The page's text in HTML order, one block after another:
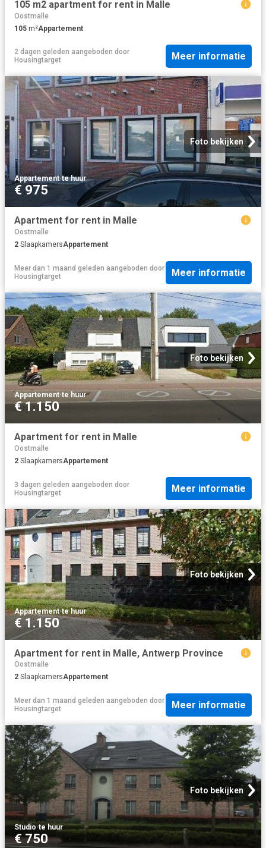
105 m2 apartment for rent in Malle
Oostmalle
105 m²Appartement
2 dagen geleden aangeboden door
Housingtarget
Meer informatie
Foto bekijken
Appartement·te huur
€ 975
Apartment for rent in Malle
Oostmalle
2 SlaapkamersAppartement
Meer dan 1 maand geleden aangeboden door
Housingtarget
Meer informatie
Foto bekijken
Appartement·te huur
€ 1.150
Apartment for rent in Malle
Oostmalle
2 SlaapkamersAppartement
3 dagen geleden aangeboden door
Housingtarget
Meer informatie
Foto bekijken
Appartement·te huur
€ 1.150
Apartment for rent in Malle, Antwerp Province
Oostmalle
2 SlaapkamersAppartement
Meer dan 1 maand geleden aangeboden door
Housingtarget
Meer informatie
Foto bekijken
Studio·te huur
€ 750